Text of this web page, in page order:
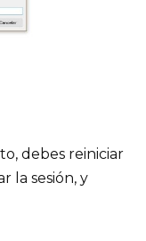
debes reiniciar
la sesión, y